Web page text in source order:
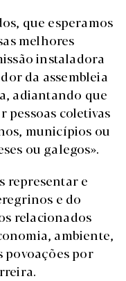
que esperamos
melhores
instaladora
da assembleia
adiantando que
pessoas coletivas
municípios ou
ou galegos».
representar e
e do
relacionados
ambiente,
povoações por